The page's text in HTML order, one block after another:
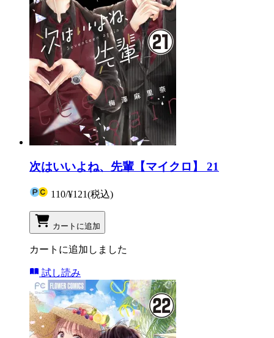
次はいいよね、先輩【マイクロ】 21
110/¥121(税込)
カートに追加
カートに追加しました
試し読み